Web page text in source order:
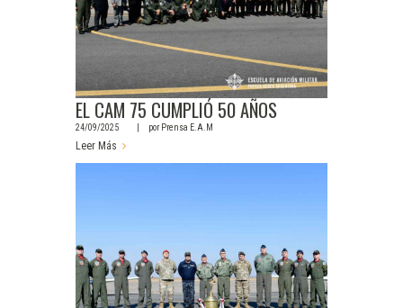
EL CAM 75 CUMPLIÓ 50 AÑOS
24/09/2025 porPrensa E.A.M
Leer Más